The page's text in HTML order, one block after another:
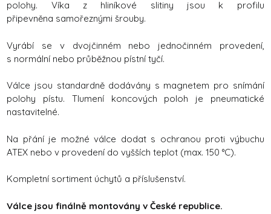
polohy. Víka z hliníkové slitiny jsou k profilu
připevněna samořeznými šrouby.
Vyrábí se v dvojčinném nebo jednočinném provedení,
s normální nebo průběžnou pístní tyčí.
Válce jsou standardně dodávány s magnetem pro snímání
polohy pístu. Tlumení koncových poloh je pneumatické
nastavitelné.
Na přání je možné válce dodat s ochranou proti výbuchu
ATEX nebo v provedení do vyšších teplot (max. 150 °C).
Kompletní sortiment úchytů a příslušenství.
Válce jsou finálně montovány v České republice.